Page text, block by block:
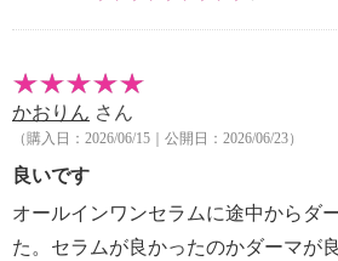
かおりん さん
（購入日：2026/06/15｜公開日：2026/06/23）
良いです
オールインワンセラムに途中からダ
た。セラムが良かったのかダーマが